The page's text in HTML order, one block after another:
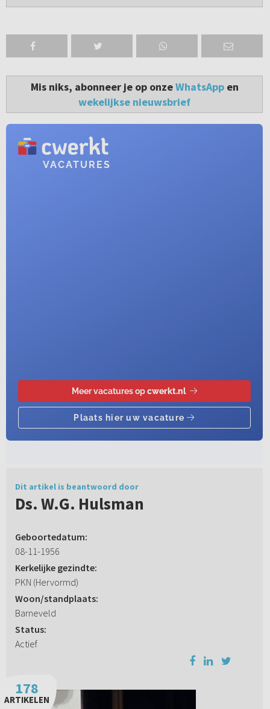
Mis niks, abonneer je op onzeWhatsAppen
wekelijkse nieuwsbrief
Dit artikel is beantwoord door
Ds. W.G. Hulsman
Geboortedatum:
08-11-1956
Kerkelijke gezindte:
PKN (Hervormd)
Woon/standplaats:
Barneveld
Status:
Actief
178
ARTIKELEN